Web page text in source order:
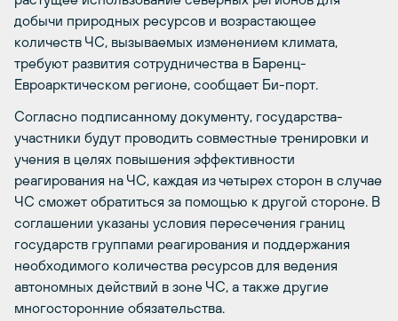
добычи природных ресурсов и возрастающее
количеств ЧС, вызываемых изменением климата,
требуют развития сотрудничества в Баренц-
Евроарктическом регионе, сообщает Би-порт.
Согласно подписанному документу, государства-
участники будут проводить совместные тренировки и
учения в целях повышения эффективности
реагирования на ЧС, каждая из четырех сторон в случае
ЧС сможет обратиться за помощью к другой стороне. В
соглашении указаны условия пересечения границ
государств группами реагирования и поддержания
необходимого количества ресурсов для ведения
автономных действий в зоне ЧС, а также другие
многосторонние обязательства.